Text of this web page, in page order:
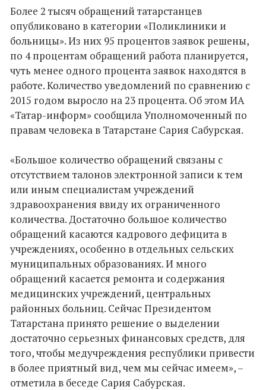
Более 2 тысяч обращений татарстанцев
опубликовано в категории «Поликлиники и
больницы». Из них 95 процентов заявок решены,
по 4 процентам обращений работа планируется,
чуть менее одного процента заявок находятся в
работе. Количество уведомлений по сравнению с
2015 годом выросло на 23 процента. Об этом ИА
«Татар-информ» сообщила Уполномоченный по
правам человека в Татарстане Сария Сабурская.
«Большое количество обращений связаны с
отсутствием талонов электронной записи к тем
или иным специалистам учреждений
здравоохранения ввиду их ограниченного
количества. Достаточно большое количество
обращений касаются кадрового дефицита в
учреждениях, особенно в отдельных сельских
муниципальных образованиях. И много
обращений касается ремонта и содержания
медицинских учреждений, центральных
районных больниц. Сейчас Президентом
Татарстана принято решение о выделении
достаточно серьезных финансовых средств, для
того, чтобы медучреждения республики привести
в более приятный вид, чем мы сейчас имеем», –
отметила в беседе Сария Сабурская.